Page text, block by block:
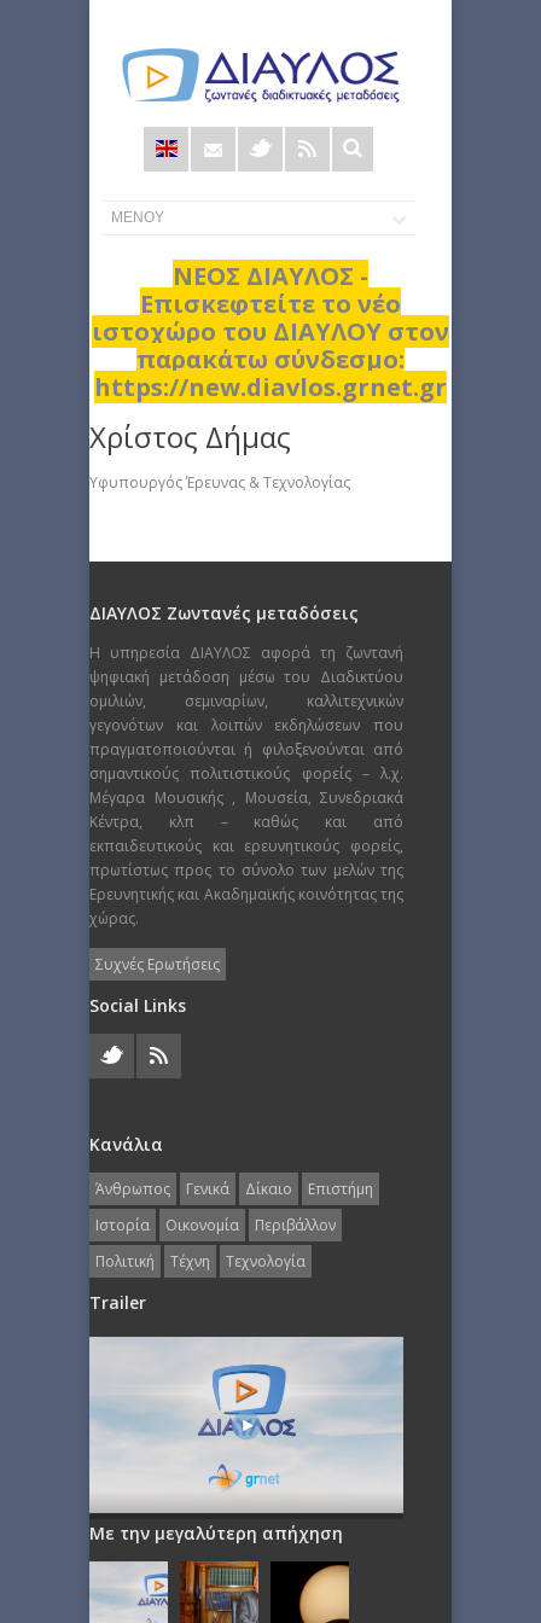
Φόρμα
αναζήτησης
ΝΕΟΣ ΔΙΑΥΛΟΣ -
Επισκεφτείτε το νέο
ιστοχώρο του ΔΙΑΥΛΟΥ στον
παρακάτω σύνδεσμο:
https://new.diavlos.grnet.gr
Χρίστος Δήμας
Υφυπουργός Έρευνας & Τεχνολογίας
ΔΙΑΥΛΟΣ Ζωντανές μεταδόσεις
Η υπηρεσία ΔΙΑΥΛΟΣ αφορά τη ζωντανή
ψηφιακή μετάδοση μέσω του Διαδικτύου
ομιλιών, σεμιναρίων, καλλιτεχνικών
γεγονότων και λοιπών εκδηλώσεων που
πραγματοποιούνται ή φιλοξενούνται από
σημαντικούς πολιτιστικούς φορείς – λ.χ.
Μέγαρα Μουσικής , Μουσεία, Συνεδριακά
Κέντρα, κλπ – καθώς και από
εκπαιδευτικούς και ερευνητικούς φορείς,
πρωτίστως προς το σύνολο των μελών της
Ερευνητικής και Ακαδημαϊκής κοινότητας της
χώρας.
Συχνές Ερωτήσεις
Social Links
Κανάλια
Άνθρωπος Γενικά Δίκαιο
Επιστήμη
Ιστορία
Οικονομία
Περιβάλλον
Πολιτική
Τέχνη Τεχνολογία
Trailer
Με την μεγαλύτερη απήχηση